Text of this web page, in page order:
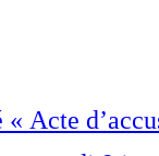
Acte